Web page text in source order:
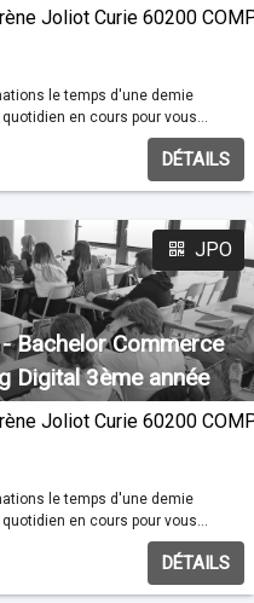
Joliot Curie 60200
le temps d'une demie
DÉTAILS
JPO
Bachelor Commerce
Digital 3ème année
Joliot Curie 60200
le temps d'une demie
DÉTAILS